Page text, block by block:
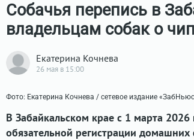
Собачья перепись в
владельцам собак о
Екатерина Кочнева
26 мая в 15:00
Фото: Екатерина Кочнева / сетевое издание
В Забайкальском крае с 1 марта
обязательной регистрации